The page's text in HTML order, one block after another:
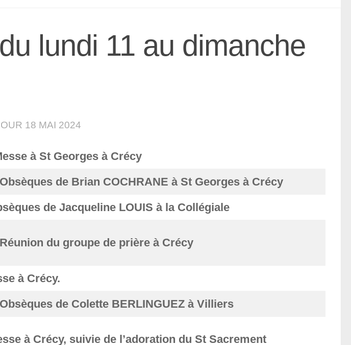
lundi 11 au dimanche
18 MAI 2024
à St Georges à Crécy
Obsèques de Brian COCHRANE à St Georges à Crécy
de Jacqueline LOUIS à la Collégiale
Réunion du groupe de prière à Crécy
à Crécy.
Obsèques de Colette BERLINGUEZ à Villiers
à Crécy, suivie de l’adoration du St Sacrement